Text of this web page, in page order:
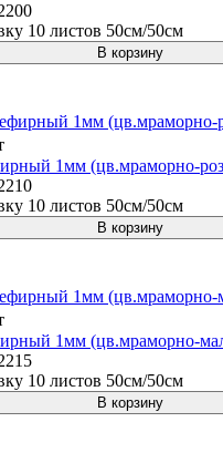
10 листов 50см/50см
В корзину
1мм (цв.мраморно-
10 листов 50см/50см
В корзину
1мм (цв.мраморно-
10 листов 50см/50см
В корзину